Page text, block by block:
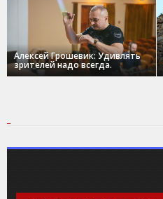
Алексей Грошевик: Удивлять
зрителей надо всегда.